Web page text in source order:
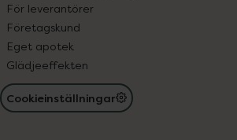
För leverantörer
Företagskund
Eget apotek
Glädjeeffekten
Cookieinställningar